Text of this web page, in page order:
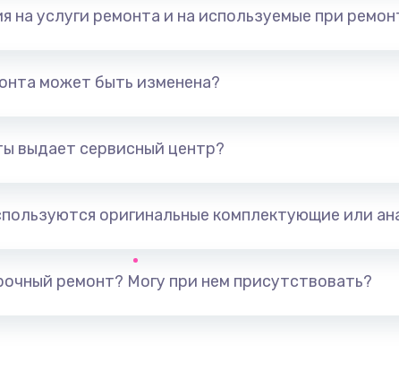
на услуги ремонта и на используемые при
может быть изменена?
выдает сервисный центр?
оригинальные комплектующие или
ремонт? Могу при нем присутствовать?